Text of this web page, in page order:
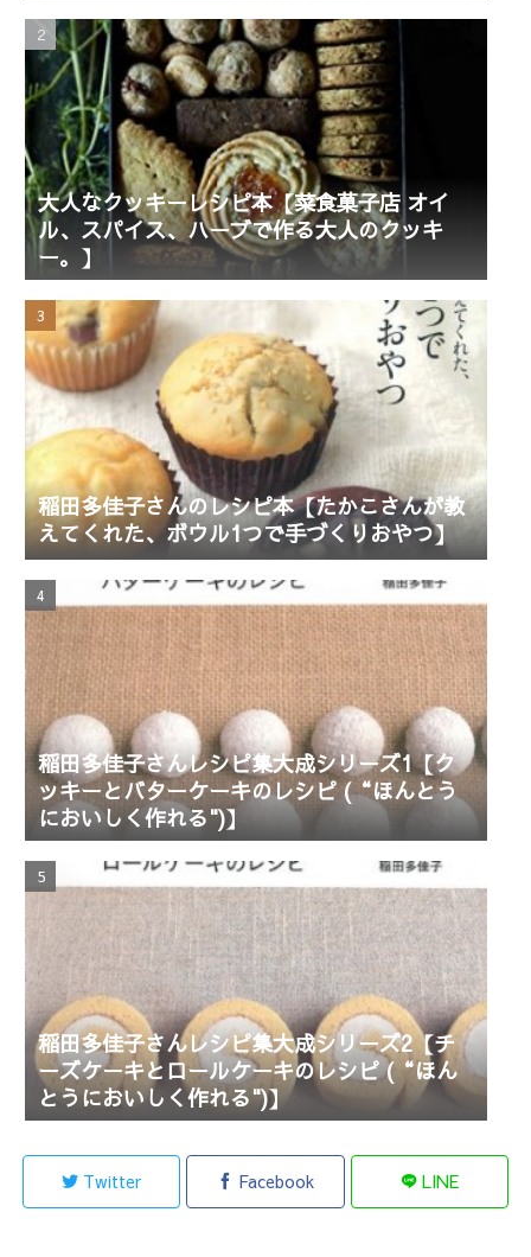
大人なクッキーレシピ本【菜食菓子店 オイ
ル、スパイス、ハーブで作る大人のクッキ
ー。】
稲田多佳子さんのレシピ本【たかこさんが教
えてくれた、ボウル1つで手づくりおやつ】
稲田多佳子さんレシピ集大成シリーズ1【ク
ッキーとバターケーキのレシピ (“ほんとう
においしく作れる")】
稲田多佳子さんレシピ集大成シリーズ2【チ
ーズケーキとロールケーキのレシピ (“ほん
とうにおいしく作れる")】
Twitter Facebook LINE